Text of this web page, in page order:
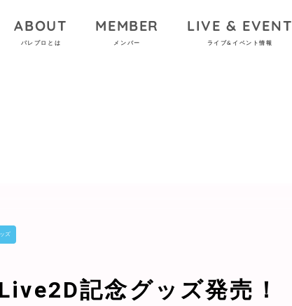
ABOUT
パレプロとは
MEMBER
メンバー
LIVE & EVENT
ライブ&イベント情報
ズ
記念グッズ発売！